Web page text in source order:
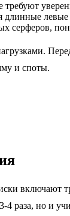
длинные
серферов,
и споты.
включают
4 раза, но и